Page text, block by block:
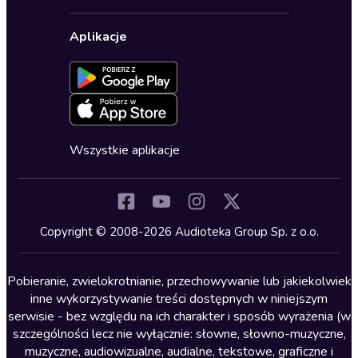
Biznes, marketing, ekonomia
Dla młodzieży
Kryminały
Lektury szkolne
Literatura anglojęzyczna
Literatura faktu
Literatura obyczajowa
Ustawienia prywatności
Formularz zgłaszania nielegalnych treści
Deklaracja dostępności
Oferta dla firm i bibliotek
Dołącz do newslettera
Blog
Zapowiedzi
Cykle audiobooków
Aplikacje
Wszystkie aplikacje
Copyright © 2008-2026 Audioteka Group Sp. z o.o.
Pobieranie, zwielokrotnianie, przechowywanie lub jakiekolwiek
inne wykorzystywanie treści dostępnych w niniejszym
serwisie - bez względu na ich charakter i sposób wyrażenia (w
szczególności lecz nie wyłącznie: słowne, słowno-muzyczne,
muzyczne, audiowizualne, audialne, tekstowe, graficzne i